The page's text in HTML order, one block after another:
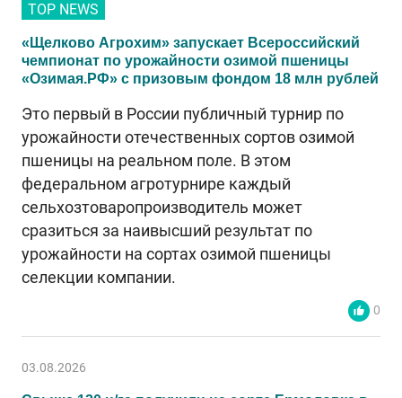
TOP NEWS
«Щелково Агрохим» запускает Всероссийский
чемпионат по урожайности озимой пшеницы
«Озимая.РФ» с призовым фондом 18 млн рублей
Это первый в России публичный турнир по
урожайности отечественных сортов озимой
пшеницы на реальном поле. В этом
федеральном агротурнире каждый
сельхозтоваропроизводитель может
сразиться за наивысший результат по
урожайности на сортах озимой пшеницы
селекции компании.
0
03.08.2026